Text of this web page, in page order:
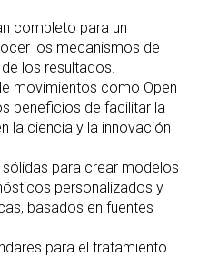
completo para un
los mecanismos de
los resultados.
movimientos como Open
beneficios de facilitar la
la ciencia y la innovación
para crear modelos
personalizados y
basados en fuentes
para el tratamiento